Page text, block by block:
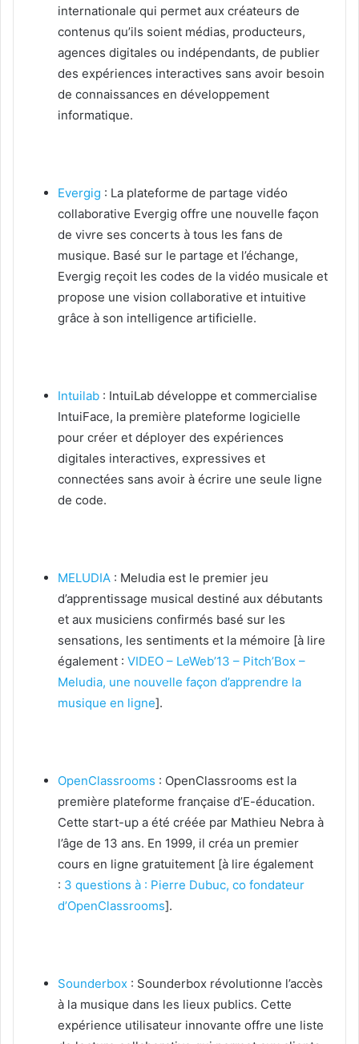
internationale qui permet aux créateurs de
contenus qu’ils soient médias, producteurs,
agences digitales ou indépendants, de publier
des expériences interactives sans avoir besoin
de connaissances en développement
informatique.
Evergig : La plateforme de partage vidéo
collaborative Evergig offre une nouvelle façon
de vivre ses concerts à tous les fans de
musique. Basé sur le partage et l’échange,
Evergig reçoit les codes de la vidéo musicale et
propose une vision collaborative et intuitive
grâce à son intelligence artificielle.
Intuilab : IntuiLab développe et commercialise
IntuiFace, la première plateforme logicielle
pour créer et déployer des expériences
digitales interactives, expressives et
connectées sans avoir à écrire une seule ligne
de code.
MELUDIA : Meludia est le premier jeu
d’apprentissage musical destiné aux débutants
et aux musiciens confirmés basé sur les
sensations, les sentiments et la mémoire [à lire
également : VIDEO – LeWeb’13 – Pitch’Box –
Meludia, une nouvelle façon d’apprendre la
musique en ligne].
OpenClassrooms : OpenClassrooms est la
première plateforme française d’E-éducation.
Cette start-up a été créée par Mathieu Nebra à
l’âge de 13 ans. En 1999, il créa un premier
cours en ligne gratuitement [à lire également
: 3 questions à : Pierre Dubuc, co fondateur
d’OpenClassrooms].
Sounderbox : Sounderbox révolutionne l’accès
à la musique dans les lieux publics. Cette
expérience utilisateur innovante offre une liste